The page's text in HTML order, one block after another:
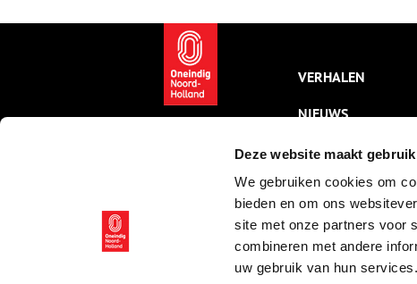
Deze website maakt
We gebruiken cookies om
bieden en om ons
site met onze partners voor
combineren met andere
uw gebruik van hun
maandag 3 februari 2025 open.
VERHALEN
NIEUWS
KALENDER
THEMA’S
ACTIVITEITEN
VIDEO’S